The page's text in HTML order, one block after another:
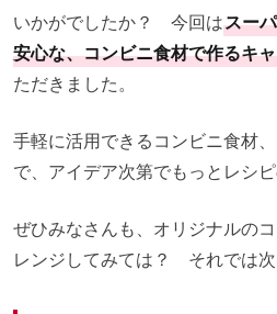
いかがでしたか？ 今回はスー
安心な、コンビニ食材で作るキ
ただきました。
手軽に活用できるコンビニ食材
で、アイデア次第でもっとレシ
ぜひみなさんも、オリジナルの
レンジしてみては？ それでは次